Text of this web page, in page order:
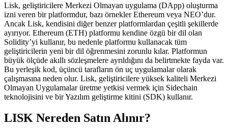
Lisk, geliştiricilere Merkezi Olmayan uygulama (DApp) oluşturma
izni veren bir platformdur, bazı örnekler Ethereum veya NEO’dur.
Ancak Lisk, kendisini diğer benzer platformlardan çeşitli şekillerde
ayırıyor. Ethereum (ETH) platformu kendine özgü bir dil olan
Solidity’yi kullanır, bu nedenle platformu kullanacak tüm
geliştiricilerin yeni bir dil öğrenmesini zorunlu kılar. Platformun
büyük ölçüde akıllı sözleşmelere ayrıldığını da belirtmekte fayda var.
Bu yerleşik kod, üçüncü tarafların ön uç uygulamalar olarak
çalışmasına neden olur. Lisk, geliştiricilere yüksek kaliteli Merkezi
Olmayan Uygulamalar üretme yetkisi vermek için Sidechain
teknolojisini ve bir Yazılım geliştirme kitini (SDK) kullanır.
LISK Nereden Satın Alınır?